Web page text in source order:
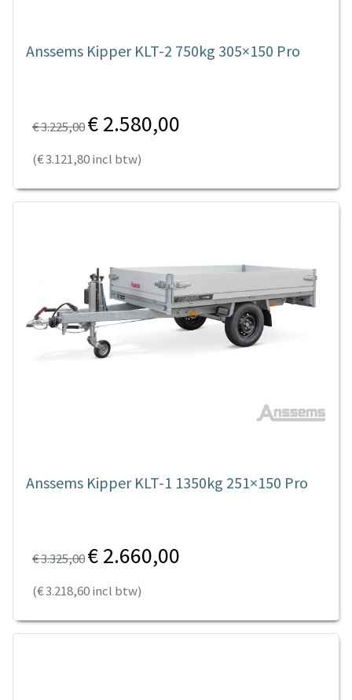
Anssems Kipper KLT-2 750kg 305×150 Pro
€ 3.225,00€ 2.580,00
(€ 3.121,80 incl btw)
Anssems Kipper KLT-1 1350kg 251×150 Pro
€ 3.325,00€ 2.660,00
(€ 3.218,60 incl btw)